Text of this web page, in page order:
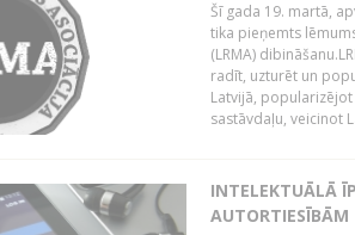
Šī gada 19. martā,
tika pieņemts
(LRMA)
radīt, uzturēt un
Latvijā,
sastāvdaļu, veicinot
INTELEKTUĀLĀ